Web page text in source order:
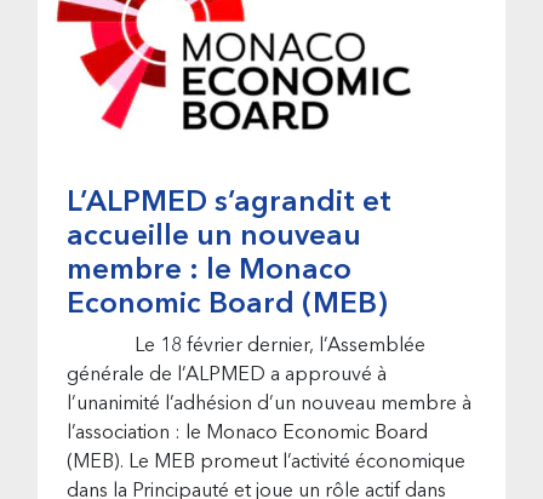
L’ALPMED s’agrandit et
accueille un nouveau
membre : le Monaco
Economic Board (MEB)
Le 18 février dernier, l’Assemblée
générale de l’ALPMED a approuvé à
l’unanimité l’adhésion d’un nouveau membre à
l’association : le Monaco Economic Board
(MEB). Le MEB promeut l’activité économique
dans la Principauté et joue un rôle actif dans